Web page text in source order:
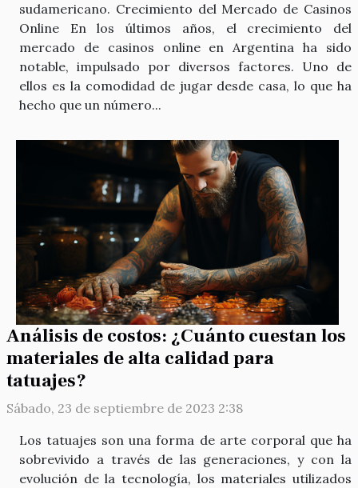
sudamericano. Crecimiento del Mercado de Casinos
Online En los últimos años, el crecimiento del
mercado de casinos online en Argentina ha sido
notable, impulsado por diversos factores. Uno de
ellos es la comodidad de jugar desde casa, lo que ha
hecho que un número...
Análisis de costos: ¿Cuánto cuestan los
materiales de alta calidad para
tatuajes?
Sábado, 23 de septiembre de 2023 2:38
Los tatuajes son una forma de arte corporal que ha
sobrevivido a través de las generaciones, y con la
evolución de la tecnología, los materiales utilizados